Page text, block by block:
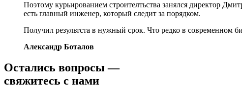
Поэтому курьированием строителтьства занялся директор
есть главный инженер, который следит за порядком.
Получил результста в нужный срок. Что редко в современном
Александр Боталов
Остались вопросы —
свяжитесь с нами